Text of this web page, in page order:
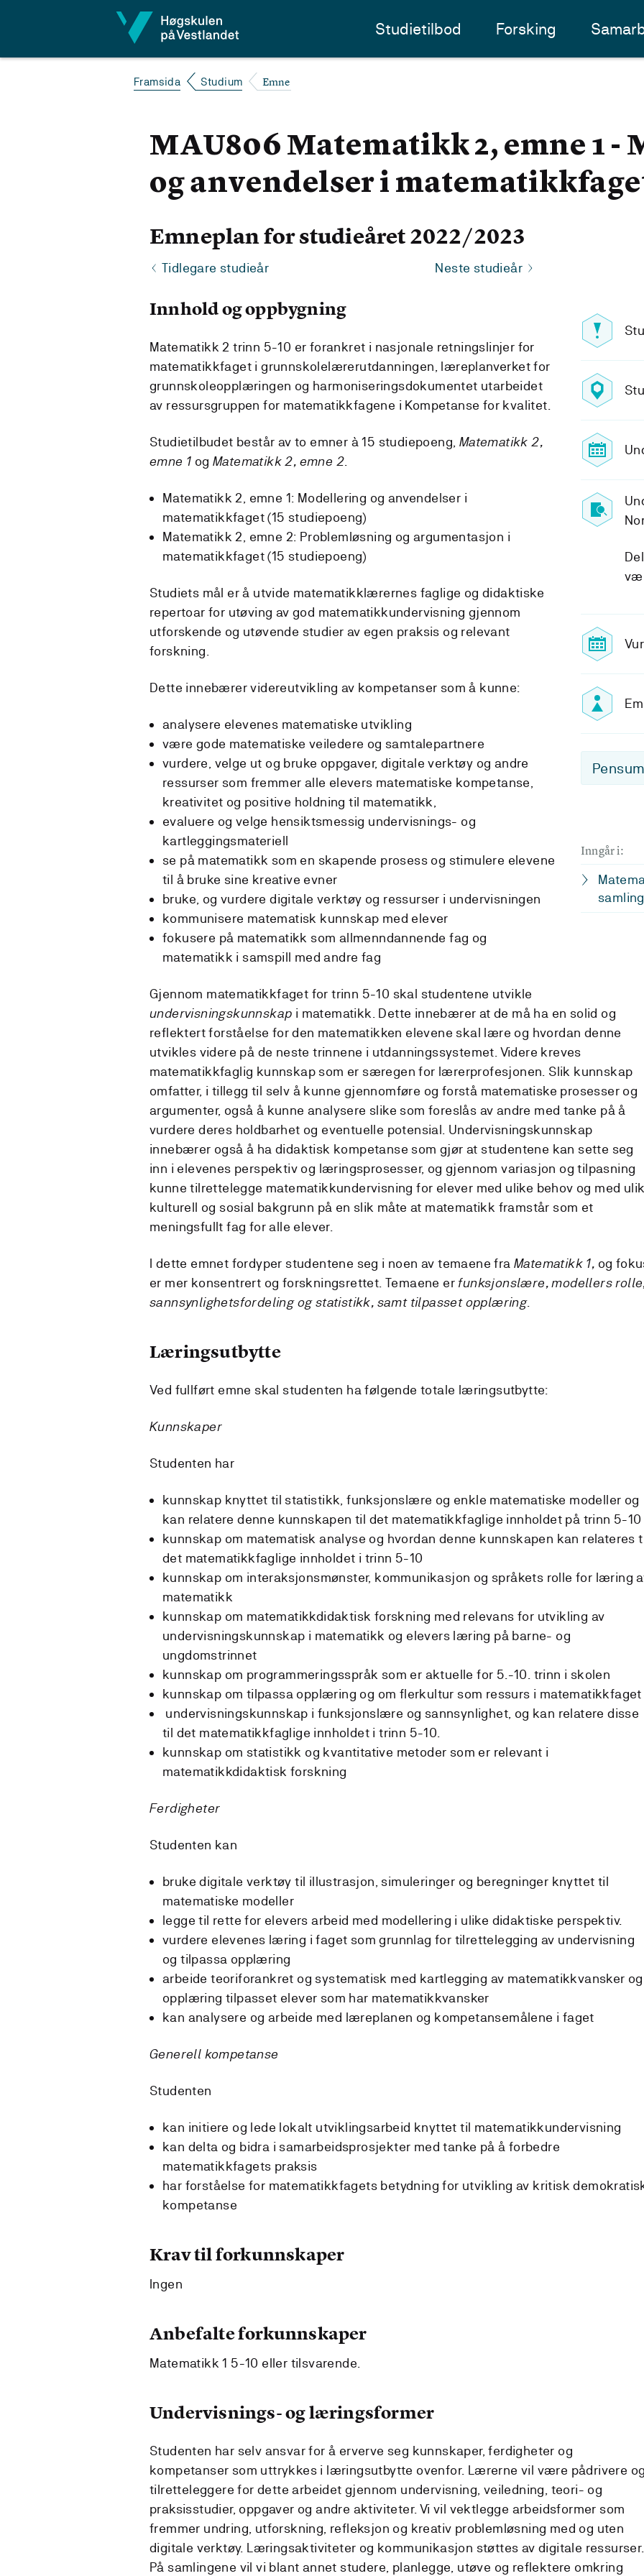
Studietilbod Forsking
Framsida Studium Emne
MAU806 Matematikk 2, emne 1 -
og anvendelser i
Emneplan for studieåret 2022/2023
Tidlegare studieår Neste studieår
Inngår i:
Innhold og oppbygning
Matematikk 2 trinn 5-10 er forankret i nasjonale retningslinjer for
matematikkfaget i grunnskolelærerutdanningen, læreplanverket for
grunnskoleopplæringen og harmoniseringsdokumentet utarbeidet
av ressursgruppen for matematikkfagene i Kompetanse for kvalitet.
Studietilbudet består av to emner à 15 studiepoeng, Matematikk 2,
emne 1 ogMatematikk 2, emne 2
Matematikk 2, emne 1: Modellering og anvendelser i
matematikkfaget (15 studiepoeng)
Matematikk 2, emne 2: Problemløsning og argumentasjon i
matematikkfaget (15 studiepoeng)
Studiets mål er å utvide matematikklærernes faglige og didaktiske
repertoar for utøving av god matematikkundervisning gjennom
utforskende og utøvende studier av egen praksis og relevant
forskning.
Dette innebærer videreutvikling av kompetanser som å kunne:
analysere elevenes matematiske utvikling
være gode matematiske veiledere og samtalepartnere
vurdere, velge ut og bruke oppgaver, digitale verktøy og andre
ressurser som fremmer alle elevers matematiske kompetanse,
kreativitet og positive holdning til matematikk,
evaluere og velge hensiktsmessig undervisnings- og
kartleggingsmateriell
se på matematikk som en skapende prosess og stimulere elevene
til å bruke sine kreative evner
bruke, og vurdere digitale verktøy og ressurser i undervisningen
kommunisere matematisk kunnskap med elever
fokusere på matematikk som allmenndannende fag og
matematikk i samspill med andre fag
Gjennom matematikkfaget for trinn 5-10 skal studentene utvikle
undervisningskunnskap i matematikk. Dette innebærer at de må ha en solid og
reflektert forståelse for den matematikken elevene skal lære og hvordan denne
utvikles videre på de neste trinnene i utdanningssystemet. Videre kreves
matematikkfaglig kunnskap som er særegen for lærerprofesjonen. Slik kunnskap
omfatter, i tillegg til selv å kunne gjennomføre og forstå matematiske prosesser og
argumenter, også å kunne analysere slike som foreslås av andre med tanke på å
vurdere deres holdbarhet og eventuelle potensial. Undervisningskunnskap
innebærer også å ha didaktisk kompetanse som gjør at studentene kan sette seg
inn i elevenes perspektiv og læringsprosesser, og gjennom variasjon og tilpasning
kunne tilrettelegge matematikkundervisning for elever med ulike behov og med
kulturell og sosial bakgrunn på en slik måte at matematikk framstår som et
meningsfullt fag for alle elever.
I dette emnet fordyper studentene seg i noen av temaene fra Matematikk 1, og
er mer konsentrert og forskningsrettet. Temaene er funksjonslære, modellers
sannsynlighetsfordeling og statistikk, samt tilpasset opplæring.
Læringsutbytte
Ved fullført emne skal studenten ha følgende totale læringsutbytte:
Kunnskaper
Studenten har
kunnskap knyttet til statistikk, funksjonslære og enkle matematiske modeller og
kan relatere denne kunnskapen til det matematikkfaglige innholdet på trinn 5-10
kunnskap om matematisk analyse og hvordan denne kunnskapen kan relateres
det matematikkfaglige innholdet i trinn 5-10
kunnskap om interaksjonsmønster, kommunikasjon og språkets rolle for læring
matematikk
kunnskap om matematikkdidaktisk forskning med relevans for utvikling av
undervisningskunnskap i matematikk og elevers læring på barne- og
ungdomstrinnet
kunnskap om programmeringsspråk som er aktuelle for 5.-10. trinn i skolen
kunnskap om tilpassa opplæring og om flerkultur som ressurs i matematikkfaget
undervisningskunnskap i funksjonslære og sannsynlighet, og kan relatere disse
til det matematikkfaglige innholdet i trinn 5-10.
kunnskap om statistikk og kvantitative metoder som er relevant i
matematikkdidaktisk forskning
Ferdigheter
Studenten kan
bruke digitale verktøy til illustrasjon, simuleringer og beregninger knyttet til
matematiske modeller
legge til rette for elevers arbeid med modellering i ulike didaktiske perspektiv.
vurdere elevenes læring i faget som grunnlag for tilrettelegging av undervisning
og tilpassa opplæring
arbeide teoriforankret og systematisk med kartlegging av matematikkvansker og
opplæring tilpasset elever som har matematikkvansker
kan analysere og arbeide med læreplanen og kompetansemålene i faget
Generell kompetanse
Studenten
kan initiere og lede lokalt utviklingsarbeid knyttet til matematikkundervisning
kan delta og bidra i samarbeidsprosjekter med tanke på å forbedre
matematikkfagets praksis
har forståelse for matematikkfagets betydning for utvikling av kritisk
kompetanse
Krav til forkunnskaper
Ingen
Anbefalte forkunnskaper
Matematikk 1 5-10 eller tilsvarende.
Undervisnings- og læringsformer
Studenten har selv ansvar for å erverve seg kunnskaper, ferdigheter og
kompetanser som uttrykkes i læringsutbytte ovenfor. Lærerne vil være pådrivere
tilretteleggere for dette arbeidet gjennom undervisning, veiledning, teori- og
praksisstudier, oppgaver og andre aktiviteter. Vi vil vektlegge arbeidsformer som
fremmer undring, utforskning, refleksjon og kreativ problemløsning med og uten
digitale verktøy. Læringsaktiviteter og kommunikasjon støttes av digitale ressurser.
På samlingene vil vi blant annet studere, planlegge, utøve og reflektere omkring